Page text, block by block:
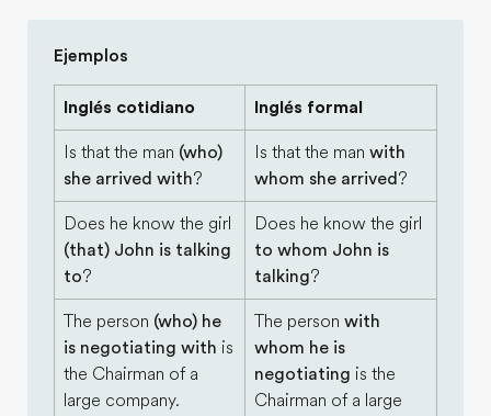
Ejemplos
Inglés cotidiano Inglés formal
Is that the man (who)
she arrived with?
Is that the man with
whom she arrived ?
Does he know the girl
(that) John is talking
to?
Does he know the girl
to whom John is
talking?
The person (who) he
is negotiating with is
the Chairman of a
large company.
The person with
whom he is
negotiating is the
Chairman of a large